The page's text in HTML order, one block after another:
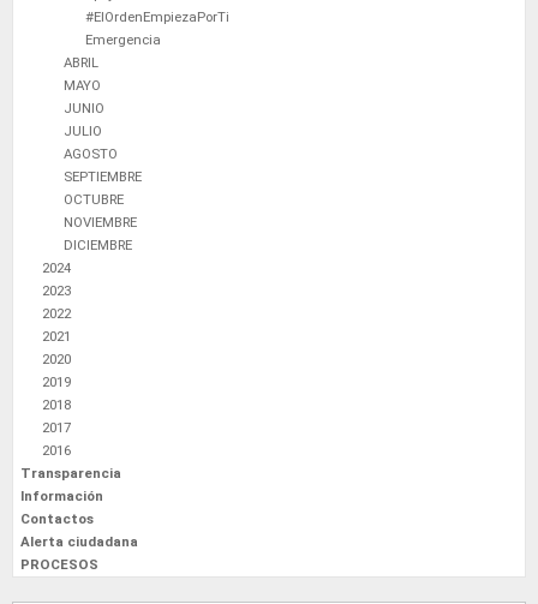
#ElOrdenEmpiezaPorTi
Emergencia
ABRIL
MAYO
JUNIO
JULIO
AGOSTO
SEPTIEMBRE
OCTUBRE
NOVIEMBRE
DICIEMBRE
2024
2023
2022
2021
2020
2019
2018
2017
2016
Transparencia
Información
Contactos
Alerta ciudadana
PROCESOS